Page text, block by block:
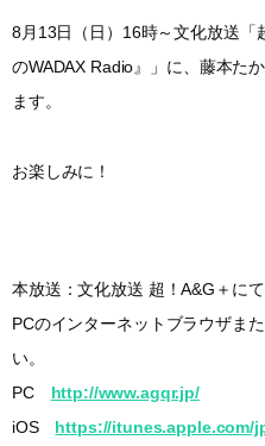
8月13日（日）16時～文化放送「
のWADAX Radio』」に、藤本た
ます。
お楽しみに！
本放送：文化放送 超！A&G＋に
PCのインターネットブラウザま
い。
PC http://www.agqr.jp/
iOS https://itunes.apple.com/